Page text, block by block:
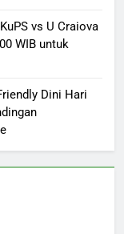
vs U Craiova
WIB untuk
Dini Hari